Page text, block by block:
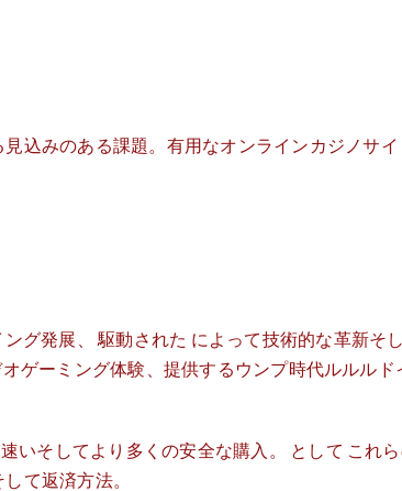
込みのある課題。有用なオンラインカジノサ
グ発展、 駆動された によって技術的な革新そ
ゲーミング体験、提供するウンプ時代ルルル
そしてより多くの安全な購入。 として これ
て返済方法。